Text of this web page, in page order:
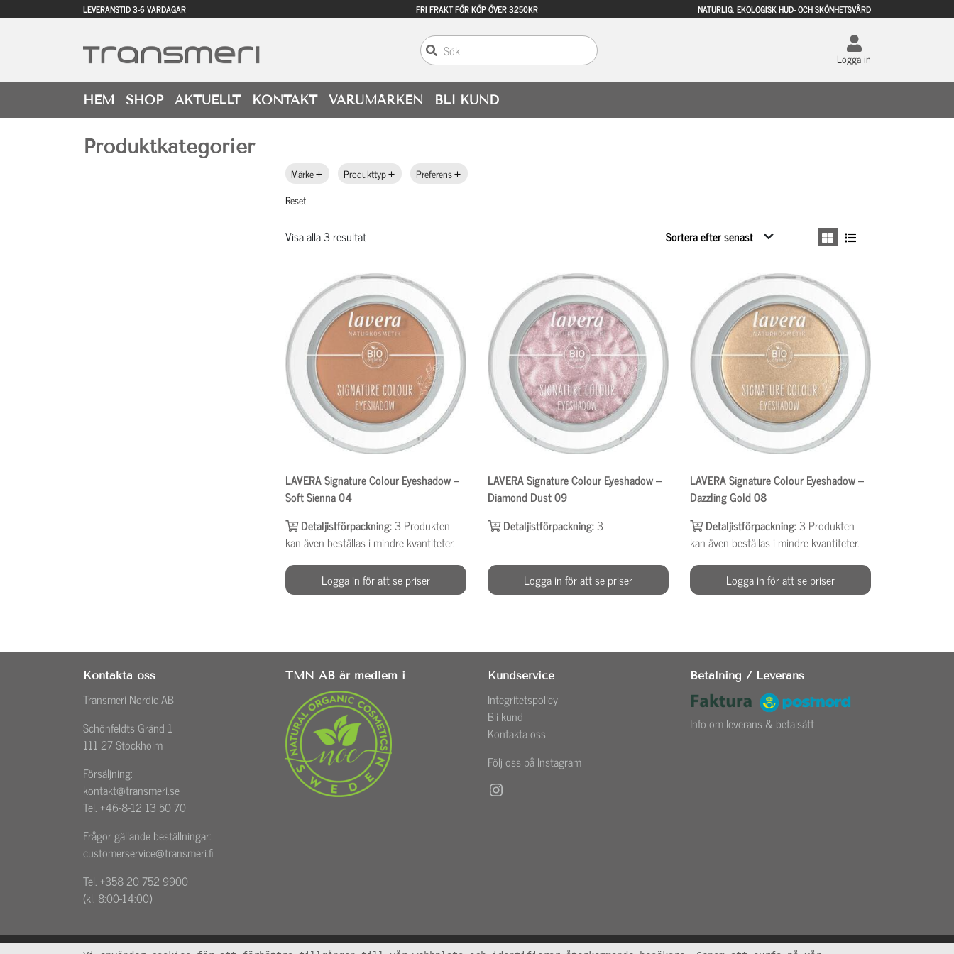
LEVERANSTID 3-6 VARDAGAR FRI FRAKT FÖR KÖP ÖVER 3250KR NATURLIG, EKOLOGISK HUD- OCH SKÖNHETSVÅRD
Logga in
HEM SHOP AKTUELLT KONTAKT VARUMÄRKEN BLI KUND
Produktkategorier
Märke Produkttyp
Preferens
Reset
Visa alla 3 resultat
LAVERA Signature Colour Eyeshadow –
Soft Sienna 04
Detaljistförpackning:3 Produkten
kan även beställas i mindre kvantiteter.
Logga in för att se priser
LAVERA Signature Colour Eyeshadow –
Diamond Dust 09
Detaljistförpackning:3
Logga in för att se priser
LAVERA Signature Colour Eyeshadow –
Dazzling Gold 08
Detaljistförpackning:3 Produkten
kan även beställas i mindre kvantiteter.
Logga in för att se priser
Kontakta oss
Transmeri Nordic AB
Schönfeldts Gränd 1
111 27 Stockholm
Försäljning:
kontakt@transmeri.se
Tel. +46-8-12 13 50 70
Frågor gällande beställningar:
customerservice@transmeri.fi
Tel. +358 20 752 9900
(kl. 8:00-14:00)
TMN AB är medlem i Kundservice
Integritetspolicy
Bli kund
Kontakta oss
Följ oss på Instagram
Instagram
Betalning / Leverans
Info om leverans & betalsätt